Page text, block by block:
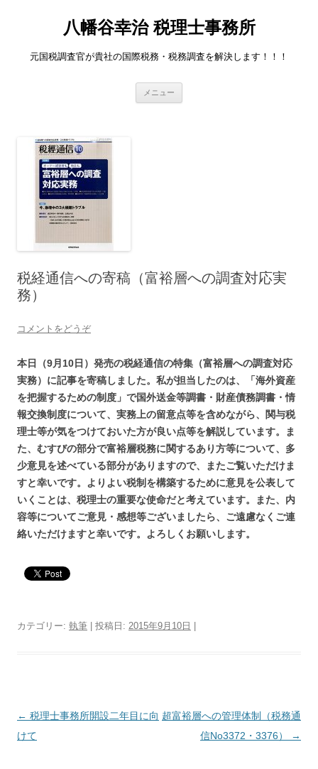
八幡谷幸治 税理士事務所
元国税調査官が貴社の国際税務・税務調査を解決します！！！
メニュー
税経通信への寄稿（富裕層への調査対応実
務）
コメントをどうぞ
本日（9月 10日）発売の税経通信の特集（富裕層への調査対応
実務）に記事を寄稿しました。私が担当したのは、「海外資産
を把握するための制度」で国外送金等調書・財産債務調書・情
報交換制度について、実務上の留意点等を含めながら、関与税
理士等が気をつけておいた方が良い点等を解説しています。ま
た、むすびの部分で富裕層税務に関するあり方等について、多
少意見を述べている部分がありますので、またご覧いただけま
すと幸いです。よりよい税制を構築するために意見を公表して
いくことは、税理士の重要な使命だと考えています。また、内
容等についてご意見・感想等ございましたら、ご遠慮なくご連
絡いただけますと幸いです。よろしくお願いします。
カテゴリー: 執筆 | 投稿日: 2015年9月10日
投稿ナビゲーション
← 税理士事務所開設二年目に向
けて
超富裕層への管理体制（税務通
信No3372・3376）
→